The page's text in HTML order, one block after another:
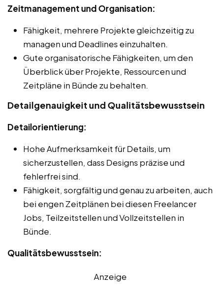
Zeitmanagement und Organisation:
Fähigkeit, mehrere Projekte gleichzeitig zu
managen und Deadlines einzuhalten.
Gute organisatorische Fähigkeiten, um den
Überblick über Projekte, Ressourcen und
Zeitpläne in Bünde zu behalten.
Detailgenauigkeit und Qualitätsbewusstsein
Detailorientierung:
Hohe Aufmerksamkeit für Details, um
sicherzustellen, dass Designs präzise und
fehlerfrei sind.
Fähigkeit, sorgfältig und genau zu arbeiten, auch
bei engen Zeitplänen bei diesen Freelancer
Jobs, Teilzeitstellen und Vollzeitstellen in
Bünde.
Qualitätsbewusstsein:
Anzeige